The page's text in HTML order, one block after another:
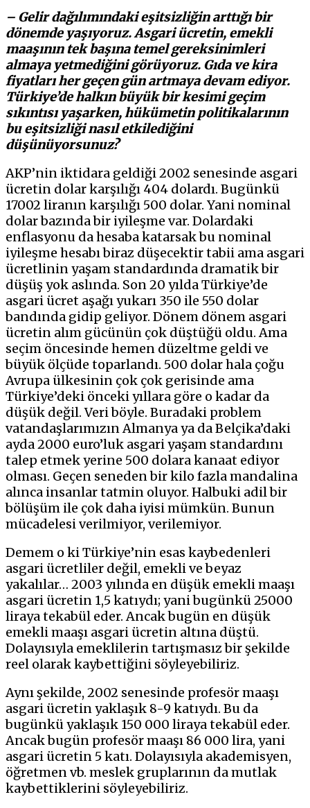
– Gelir dağılımındaki eşitsizliğin arttığı bir
dönemde yaşıyoruz. Asgari ücretin, emekli
maaşının tek başına temel gereksinimleri
almaya yetmediğini görüyoruz. Gıda ve kira
fiyatları her geçen gün artmaya devam ediyor.
Türkiye’de halkın büyük bir kesimi geçim
sıkıntısı yaşarken, hükümetin politikalarının
bu eşitsizliği nasıl etkilediğini
düşünüyorsunuz?
AKP’nin iktidara geldiği 2002 senesinde asgari
ücretin dolar karşılığı 404 dolardı. Bugünkü
17002 liranın karşılığı 500 dolar. Yani nominal
dolar bazında bir iyileşme var. Dolardaki
enflasyonu da hesaba katarsak bu nominal
iyileşme hesabı biraz düşecektir tabii ama asgari
ücretlinin yaşam standardında dramatik bir
düşüş yok aslında. Son 20 yılda Türkiye’de
asgari ücret aşağı yukarı 350 ile 550 dolar
bandında gidip geliyor. Dönem dönem asgari
ücretin alım gücünün çok düştüğü oldu. Ama
seçim öncesinde hemen düzeltme geldi ve
büyük ölçüde toparlandı. 500 dolar hala çoğu
Avrupa ülkesinin çok çok gerisinde ama
Türkiye’deki önceki yıllara göre o kadar da
düşük değil. Veri böyle. Buradaki problem
vatandaşlarımızın Almanya ya da Belçika’daki
ayda 2000 euro’luk asgari yaşam standardını
talep etmek yerine 500 dolara kanaat ediyor
olması. Geçen seneden bir kilo fazla mandalina
alınca insanlar tatmin oluyor. Halbuki adil bir
bölüşüm ile çok daha iyisi mümkün. Bunun
mücadelesi verilmiyor, verilemiyor.
Demem o ki Türkiye’nin esas kaybedenleri
asgari ücretliler değil, emekli ve beyaz
yakalılar… 2003 yılında en düşük emekli maaşı
asgari ücretin 1,5 katıydı; yani bugünkü 25000
liraya tekabül eder. Ancak bugün en düşük
emekli maaşı asgari ücretin altına düştü.
Dolayısıyla emeklilerin tartışmasız bir şekilde
reel olarak kaybettiğini söyleyebiliriz.
Aynı şekilde, 2002 senesinde profesör maaşı
asgari ücretin yaklaşık 8-9 katıydı. Bu da
bugünkü yaklaşık 150 000 liraya tekabül eder.
Ancak bugün profesör maaşı 86 000 lira, yani
asgari ücretin 5 katı. Dolayısıyla akademisyen,
öğretmen vb. meslek gruplarının da mutlak
kaybettiklerini söyleyebiliriz.